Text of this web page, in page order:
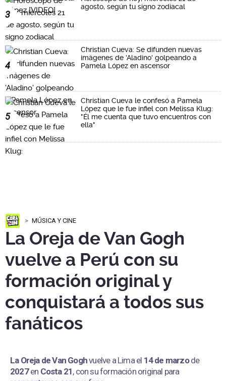
3
agosto, según tu signo zodiacal
4
Christian Cueva: Se difunden nuevas
imágenes de 'Aladino' golpeando a
Pamela López en ascensor
5
Christian Cueva le confesó a Pamela
López que le fue infiel con Melissa Klug:
"Él me cuenta que tuvo encuentros con
ella"
MÚSICA Y CINE
La Oreja de Van Gogh
vuelve a Perú con su
formación original y
conquistará a todos sus
fanáticos
La Oreja de Van Goghvuelve a Lima el 14 de marzode
2027en Costa 21, con su formación original para